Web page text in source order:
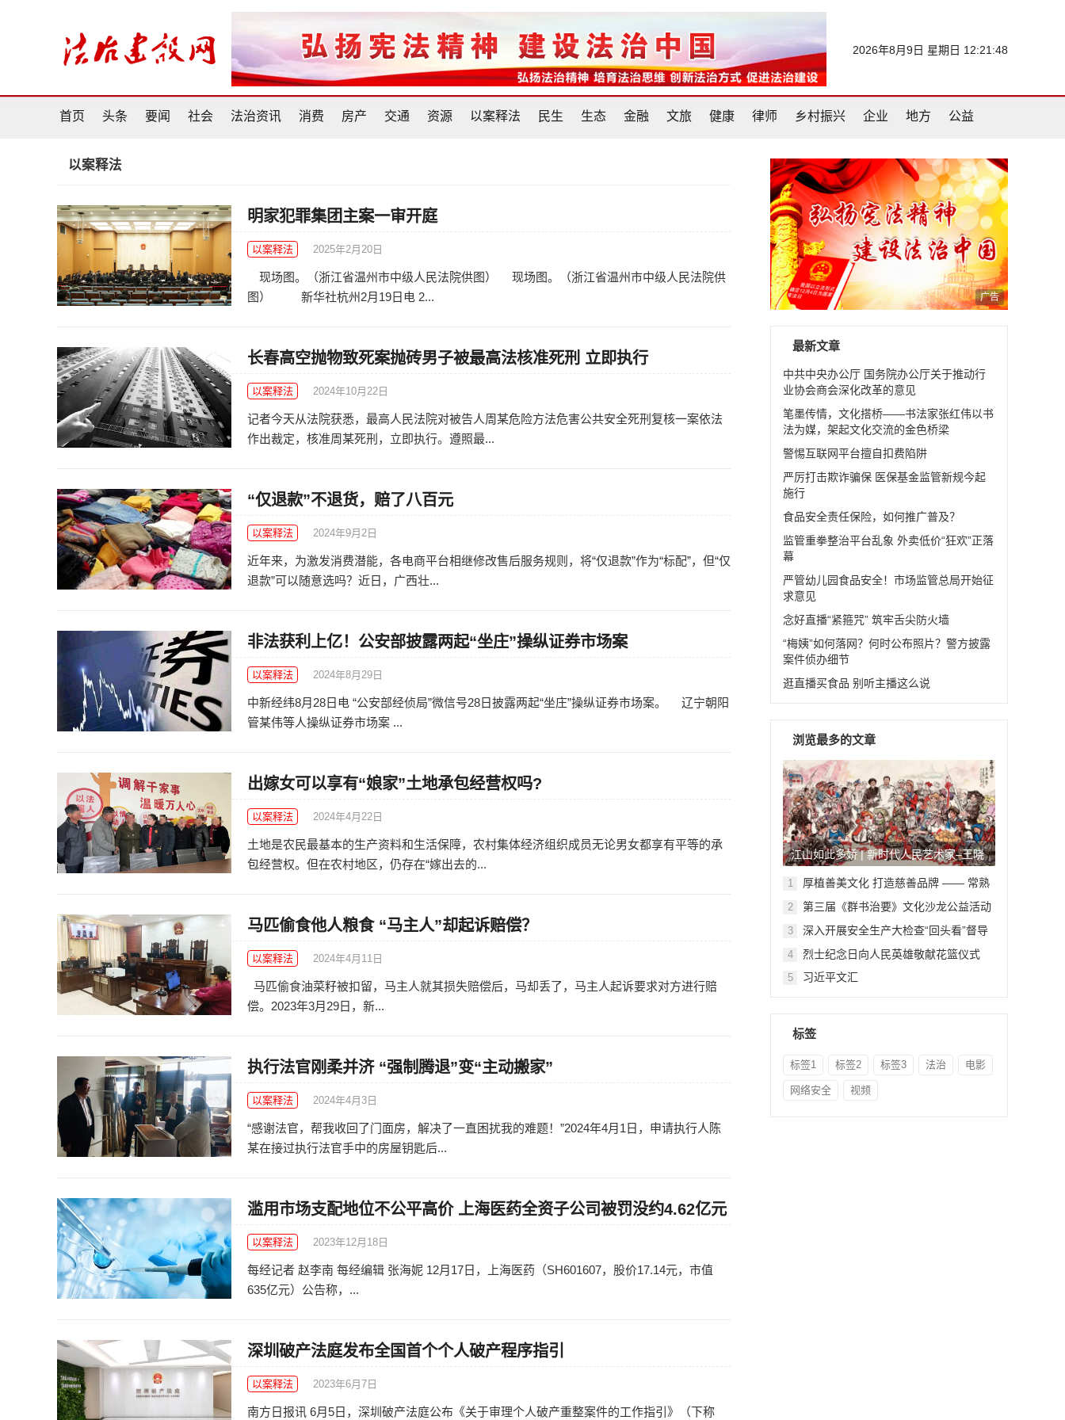
2026年8月9日 星期日 12:21:48
首页 头条 要闻 社会 法治资讯 消费 房产 交通 资源 以案释法 民生 生态 金融 文旅 健康 律师 乡村振兴 企业 地方 公益
以案释法
明家犯罪集团主案一审开庭
以案释法 2025年2月20日
现场图。（浙江省温州市中级人民法院供图） 现场图。（浙江省温州市中级人民法院供
图） 新华社杭州2月19日电 2...
长春高空抛物致死案抛砖男子被最高法核准死刑 立即执行
以案释法 2024年10月22日
记者今天从法院获悉，最高人民法院对被告人周某危险方法危害公共安全死刑复核一案依法
作出裁定，核准周某死刑，立即执行。遵照最...
“仅退款”不退货，赔了八百元
以案释法 2024年9月2日
近年来，为激发消费潜能，各电商平台相继修改售后服务规则，将“仅退款”作为“标配”，但“仅
退款”可以随意选吗？近日，广西壮...
非法获利上亿！公安部披露两起“坐庄”操纵证券市场案
以案释法 2024年8月29日
中新经纬8月28日电 “公安部经侦局”微信号28日披露两起“坐庄”操纵证券市场案。 辽宁朝阳
管某伟等人操纵证券市场案 ...
出嫁女可以享有“娘家”土地承包经营权吗?
以案释法 2024年4月22日
土地是农民最基本的生产资料和生活保障，农村集体经济组织成员无论男女都享有平等的承
包经营权。但在农村地区，仍存在“嫁出去的...
马匹偷食他人粮食 “马主人”却起诉赔偿？
以案释法 2024年4月11日
马匹偷食油菜籽被扣留，马主人就其损失赔偿后，马却丢了，马主人起诉要求对方进行赔
偿。2023年3月29日，新...
执行法官刚柔并济 “强制腾退”变“主动搬家”
以案释法 2024年4月3日
“感谢法官，帮我收回了门面房，解决了一直困扰我的难题！”2024年4月1日，申请执行人陈
某在接过执行法官手中的房屋钥匙后...
滥用市场支配地位不公平高价 上海医药全资子公司被罚没约4.62亿元
以案释法 2023年12月18日
每经记者 赵李南 每经编辑 张海妮 12月17日，上海医药（SH601607，股价17.14元，市值
635亿元）公告称，...
深圳破产法庭发布全国首个个人破产程序指引
以案释法 2023年6月7日
南方日报讯 6月5日，深圳破产法庭公布《关于审理个人破产重整案件的工作指引》（下称
广告
最新文章
中共中央办公厅 国务院办公厅关于推动行
业协会商会深化改革的意见
笔墨传情，文化搭桥——书法家张红伟以书
法为媒，架起文化交流的金色桥梁
警惕互联网平台擅自扣费陷阱
严厉打击欺诈骗保 医保基金监管新规今起
施行
食品安全责任保险，如何推广普及？
监管重拳整治平台乱象 外卖低价“狂欢”正落
幕
严管幼儿园食品安全！市场监管总局开始征
求意见
念好直播“紧箍咒” 筑牢舌尖防火墙
“梅姨”如何落网？何时公布照片？警方披露
案件侦办细节
逛直播买食品 别听主播这么说
浏览最多的文章
江山如此多娇 | 新时代人民艺术家–王晓
鹏
1
厚植善美文化 打造慈善品牌 —— 常熟
举行六个慈善文化教育基地授牌仪式
2
第三届《群书治要》文化沙龙公益活动
在北京顺利举行
3
深入开展安全生产大检查“回头看”督导
检查
4 烈士纪念日向人民英雄敬献花篮仪式
5 习近平文汇
标签
标签1 标签2 标签3 法治 电影
网络安全 视频